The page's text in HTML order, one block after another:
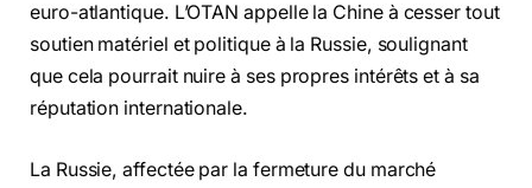
euro-atlantique. L’OTAN appelle la Chine à cesser tout
soutien matériel et politique à la Russie, soulignant
que cela pourrait nuire à ses propres intérêts et à sa
réputation internationale.
La Russie, affectée par la fermeture du marché